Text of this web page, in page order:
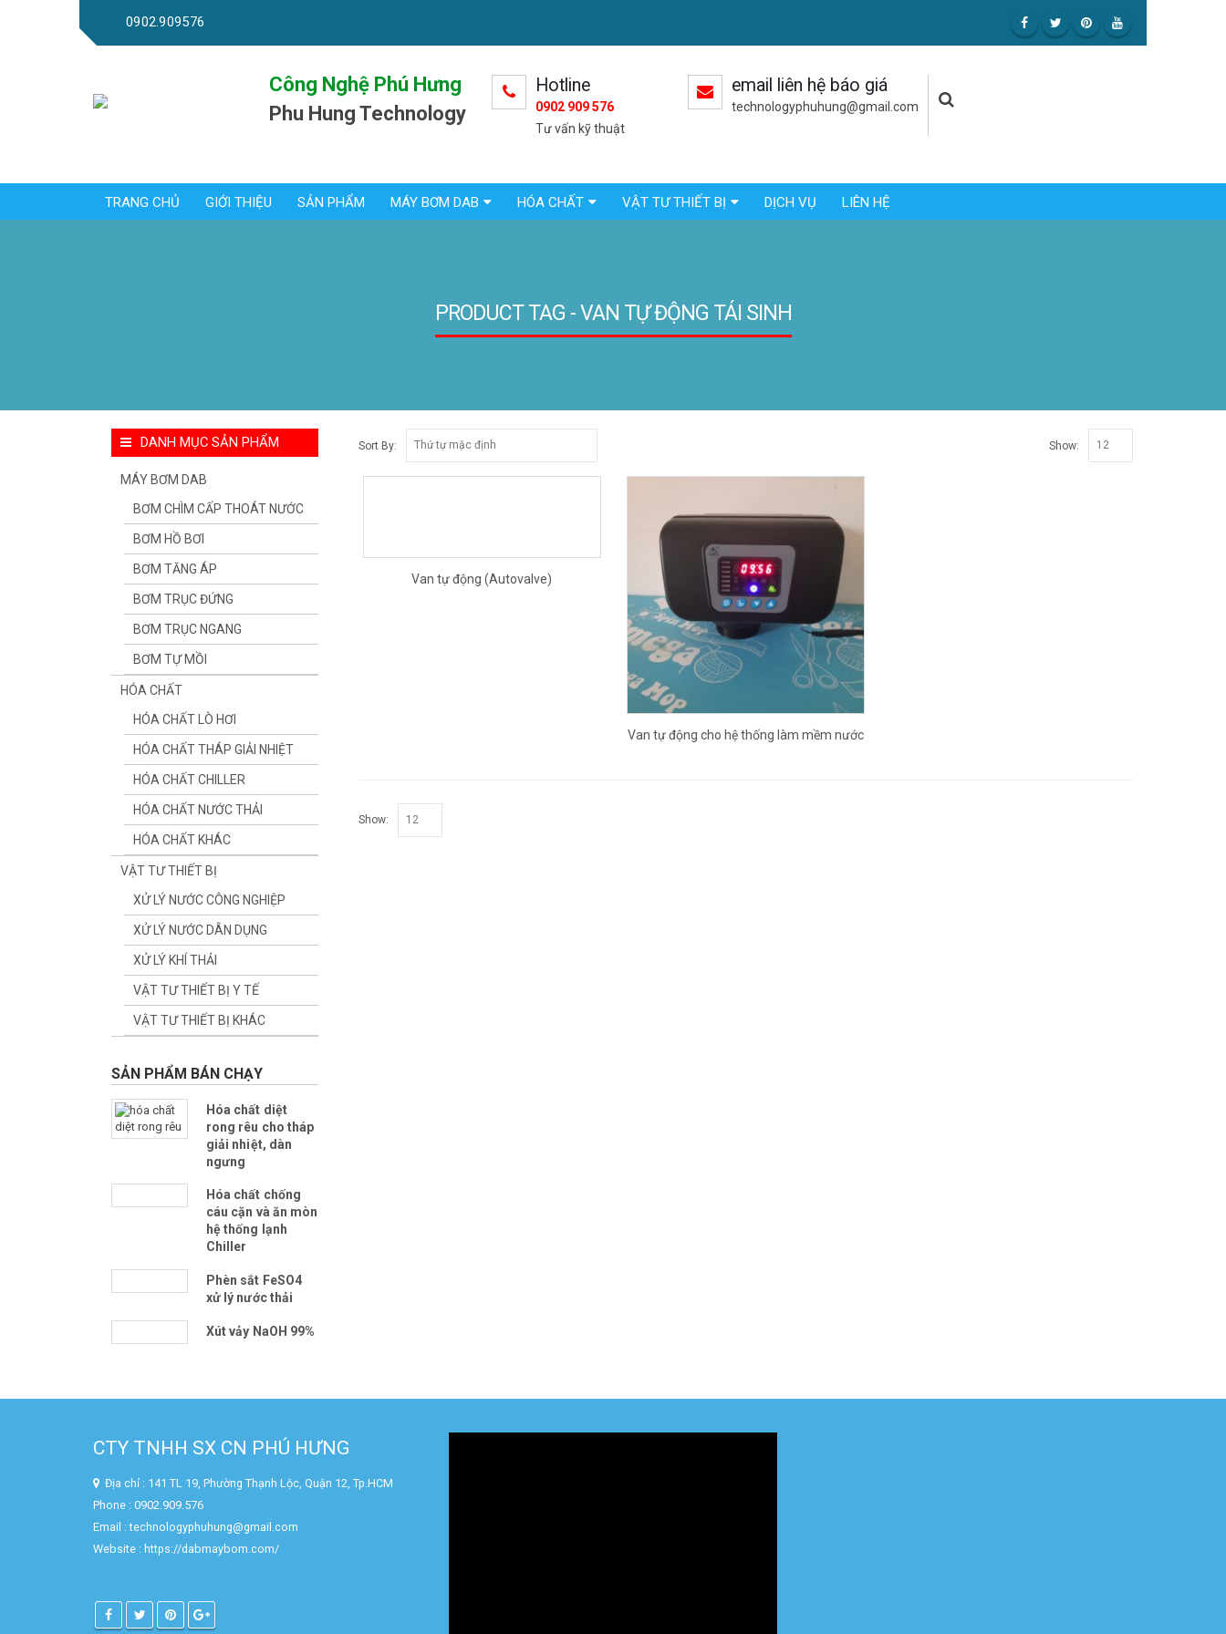
0902.909576
Công Nghệ Phú Hưng
Phu Hung Technology
Hotline
0902 909 576
Tư vấn kỹ thuật
email liên hệ báo giá
technologyphuhung@gmail.com
TRANG CHỦ GIỚI THIỆU SẢN PHẨM MÁY BƠM DAB HÓA CHẤT VẬT TƯ THIẾT BỊ DỊCH VỤ LIÊN HỆ
PRODUCT TAG - VAN TỰ ĐỘNG TÁI SINH
Sort By: Show:
Van tự động (Autovalve)
Van tự động cho hệ thống làm mềm nước
Show:
DANH MỤC SẢN PHẨM
MÁY BƠM DAB
BƠM CHÌM CẤP THOÁT NƯỚC
BƠM HỒ BƠI
BƠM TĂNG ÁP
BƠM TRỤC ĐỨNG
BƠM TRỤC NGANG
BƠM TỰ MỒI
HÓA CHẤT
HÓA CHẤT LÒ HƠI
HÓA CHẤT THÁP GIẢI NHIỆT
HÓA CHẤT CHILLER
HÓA CHẤT NƯỚC THẢI
HÓA CHẤT KHÁC
VẬT TƯ THIẾT BỊ
XỬ LÝ NƯỚC CÔNG NGHIỆP
XỬ LÝ NƯỚC DÂN DỤNG
XỬ LÝ KHÍ THẢI
VẬT TƯ THIẾT BỊ Y TẾ
VẬT TƯ THIẾT BỊ KHÁC
SẢN PHẨM BÁN CHẠY
Hóa chất diệt
rong rêu cho tháp
giải nhiệt, dàn
ngưng
Hóa chất chống
cáu cặn và ăn mòn
hệ thống lạnh
Chiller
Phèn sắt FeSO4
xử lý nước thải
Xút vảy NaOH 99%
CTY TNHH SX CN PHÚ HƯNG
Địa chỉ : 141 TL 19, Phường Thạnh Lộc, Quận 12, Tp.HCM
Phone : 0902.909.576
Email : technologyphuhung@gmail.com
Website : https://dabmaybom.com/